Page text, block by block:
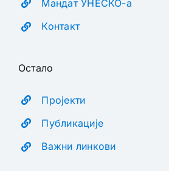
Мандат УНЕСКО-а
Контакт
Остало
Пројекти
Публикације
Важни линкови